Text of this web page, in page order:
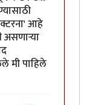
आहे
असणाऱ्या
मी पाहिले